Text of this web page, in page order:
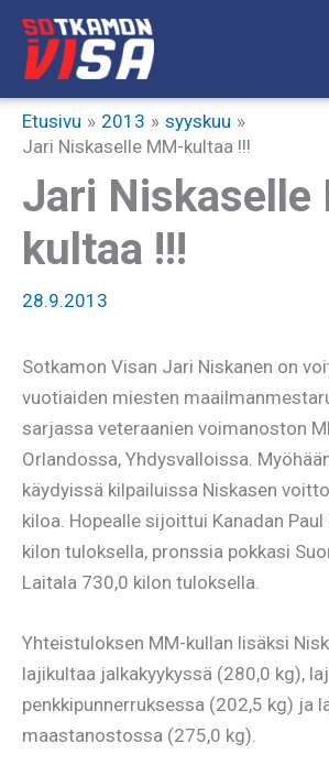
Siirry
sisältöön
Etusivu 2013
syyskuu
Jari Niskaselle MM-kultaa !!!
Jari Niskaselle
kultaa !!!
28.9.2013
Sotkamon Visan Jari Niskanen on
vuotiaiden miesten
sarjassa veteraanien voimanoston
Orlandossa, Yhdysvalloissa.
käydyissä kilpailuissa Niskasen
kiloa. Hopealle sijoittui Kanadan Paul
kilon tuloksella, pronssia pokkasi
Laitala 730,0 kilon tuloksella.
Yhteistuloksen MM-kullan lisäksi
lajikultaa jalkakyykyssä (280,0 kg),
penkkipunnerruksessa (202,5 kg) ja
maastanostossa (275,0 kg).